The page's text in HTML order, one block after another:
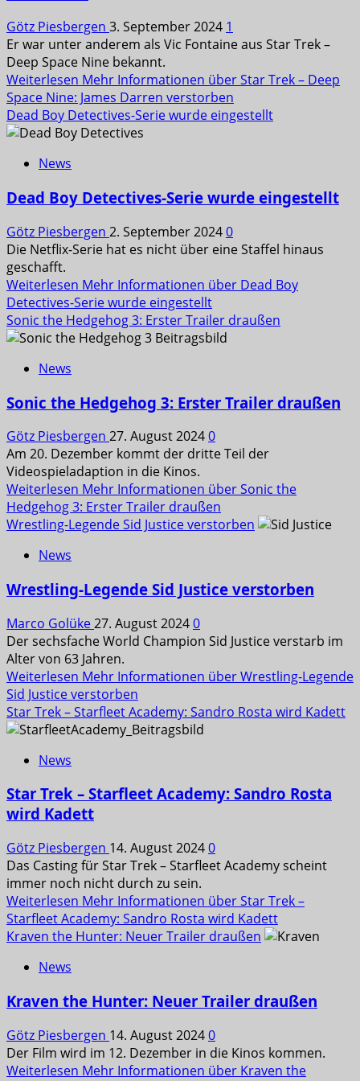
Götz Piesbergen 3. September 2024 1
Er war unter anderem als Vic Fontaine aus Star Trek –
Deep Space Nine bekannt.
Weiterlesen Mehr Informationen über Star Trek – Deep
Space Nine: James Darren verstorben
Dead Boy Detectives-Serie wurde eingestellt
News
Dead Boy Detectives-Serie wurde eingestellt
Götz Piesbergen 2. September 20240
Die Netflix-Serie hat es nicht über eine Staffel hinaus
geschafft.
Weiterlesen Mehr Informationen über Dead Boy
Detectives-Serie wurde eingestellt
Sonic the Hedgehog 3: Erster Trailer draußen
News
Sonic the Hedgehog 3: Erster Trailer draußen
Götz Piesbergen 27. August 20240
Am 20. Dezember kommt der dritte Teil der
Videospieladaption in die Kinos.
Weiterlesen Mehr Informationen über Sonic the
Hedgehog 3: Erster Trailer draußen
Wrestling-Legende Sid Justice verstorben
News
Wrestling-Legende Sid Justice verstorben
Marco Golüke27. August 20240
Der sechsfache World Champion Sid Justice verstarb im
Alter von 63 Jahren.
Weiterlesen Mehr Informationen über Wrestling-Legende
Sid Justice verstorben
Star Trek – Starfleet Academy: Sandro Rosta wird Kadett
News
Star Trek – Starfleet Academy: Sandro Rosta
wird Kadett
Götz Piesbergen 14. August 20240
Das Casting für Star Trek – Starfleet Academy scheint
immer noch nicht durch zu sein.
Weiterlesen Mehr Informationen über Star Trek –
Starfleet Academy: Sandro Rosta wird Kadett
Kraven the Hunter: Neuer Trailer draußen
News
Kraven the Hunter: Neuer Trailer draußen
Götz Piesbergen 14. August 20240
Der Film wird im 12. Dezember in die Kinos kommen.
Weiterlesen Mehr Informationen über Kraven the